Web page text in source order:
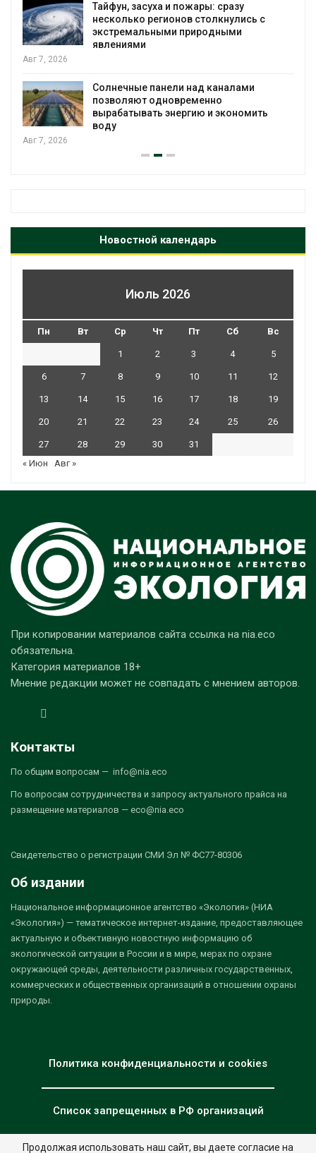
Тайфун, засуха и пожары: сразу
несколько регионов столкнулись с
экстремальными природными
явлениями
Солнечные панели над каналами
позволяют одновременно
вырабатывать энергию и экономить
воду
Новостной календарь
Июль 2026
Пн Вт Ср Чт Пт Сб Вс
1 2 3 4 5
6 7 8 9 10 11 12
13 14 15 16 17 18 19
20 21 22 23 24 25 26
27 28 29 30
31
« Июн
Авг »
При копировании материалов сайта ссылка на nia.eco
обязательна.
Категория материалов 18+
Мнение редакции может не совпадать с мнением авторов.
Контакты
По общим вопросам — info@nia.eco
По вопросам сотрудничества и запросу актуального прайса на
размещение материалов — eco@nia.eco
Свидетельство о регистрации СМИ Эл № ФС77-80306
Об издании
Национальное информационное агентство «Экология» (НИА
«Экология») — тематическое интернет-издание, предоставляющее
актуальную и объективную новостную информацию об
экологической ситуации в России и в мире, мерах по охране
окружающей среды, деятельности различных государственных,
коммерческих и общественных организаций в отношении охраны
природы.
Политика конфиденциальности и cookies
Список запрещенных в РФ организаций
Продолжая использовать наш сайт, вы даете согласие на